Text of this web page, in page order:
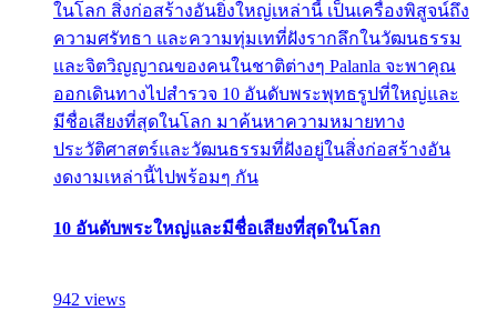
ในโลก สิ่งก่อสร้างอันยิ่งใหญ่เหล่านี้ เป็นเครื่องพิสูจน์ถึง
ความศรัทธา และความทุ่มเทที่ฝังรากลึกในวัฒนธรรม
และจิตวิญญาณของคนในชาติต่างๆ Palanla จะพาคุณ
ออกเดินทางไปสำรวจ 10 อันดับพระพุทธรูปที่ใหญ่และ
มีชื่อเสียงที่สุดในโลก มาค้นหาความหมายทาง
ประวัติศาสตร์และวัฒนธรรมที่ฝังอยู่ในสิ่งก่อสร้างอัน
งดงามเหล่านี้ไปพร้อมๆ กัน
10 อันดับพระใหญ่และมีชื่อเสียงที่สุดในโลก
942 views